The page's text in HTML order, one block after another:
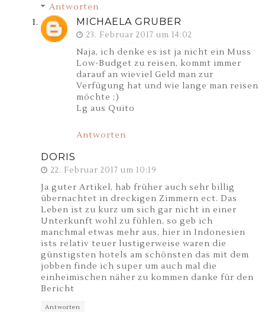
Antworten
MICHAELA GRUBER
23. Februar 2017 um 14:02
Naja, ich denke es ist ja nicht ein Muss
Low-Budget zu reisen, kommt immer
darauf an wieviel Geld man zur
Verfügung hat und wie lange man reisen
möchte ;)
Lg aus Quito
Antworten
DORIS
22. Februar 2017 um 10:19
Ja guter Artikel, hab früher auch sehr billig
übernachtet in dreckigen Zimmern ect. Das
Leben ist zu kurz um sich gar nicht in einer
Unterkunft wohl zu fühlen, so geb ich
manchmal etwas mehr aus, hier in Indonesien
ists relativ teuer lustigerweise waren die
günstigsten hotels am schönsten das mit dem
jobben finde ich super um auch mal die
einheimischen näher zu kommen danke für den
Bericht
Antworten